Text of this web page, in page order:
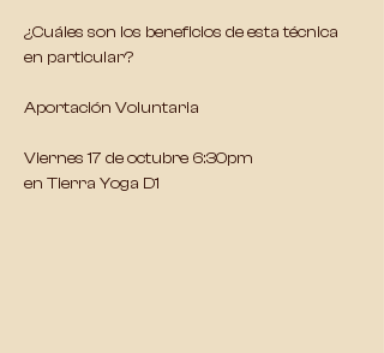
¿Cuáles son los beneficios de esta técnica
en particular?
Aportación Voluntaria
Viernes 17 de octubre 6:30pm
en Tierra Yoga D1